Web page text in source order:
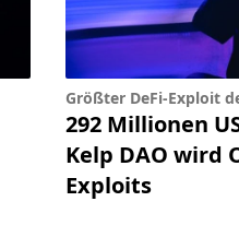
Größter DeFi-Exploit
292 Millionen
Kelp DAO wird
Exploits